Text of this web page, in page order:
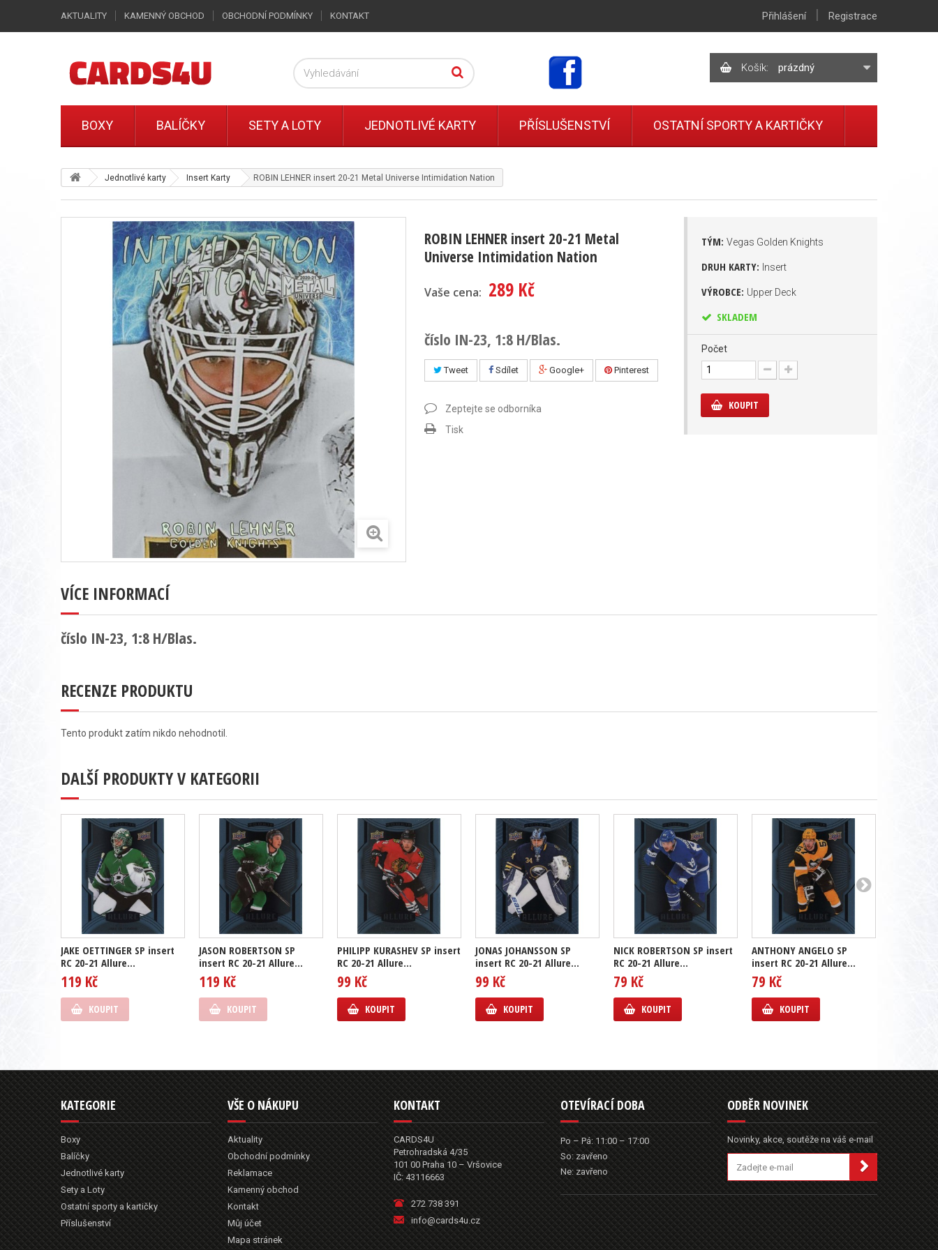
Jednotlivé karty Insert Karty ROBIN LEHNER insert 20-21 Metal Universe Intimidation Nation
ROBIN LEHNER insert 20-21 Metal
Universe Intimidation Nation
Vaše cena: 289 Kč
číslo IN-23, 1:8 H/Blas.
Tweet Sdílet Google+ Pinterest
Zeptejte se odborníka
Tisk
TÝM: Vegas Golden Knights
DRUH KARTY: Insert
VÝROBCE: Upper Deck
SKLADEM
Počet
KOUPIT
VÍCE INFORMACÍ
číslo IN-23, 1:8 H/Blas.
RECENZE PRODUKTU
Tento produkt zatím nikdo nehodnotil.
DALŠÍ PRODUKTY V KATEGORII
JAKE OETTINGER SP insert
RC 20-21 Allure...
119 Kč
KOUPIT
JASON ROBERTSON SP
insert RC 20-21 Allure...
119 Kč
KOUPIT
PHILIPP KURASHEV SP insert
RC 20-21 Allure...
99 Kč
KOUPIT
JONAS JOHANSSON SP
insert RC 20-21 Allure...
99 Kč
KOUPIT
NICK ROBERTSON SP insert
RC 20-21 Allure...
79 Kč
KOUPIT
ANTHONY ANGELO SP
insert RC 20-21 Allure...
79 Kč
KOUPIT
AKTUALITY KAMENNÝ OBCHOD OBCHODNÍ PODMÍNKY KONTAKT Přihlášení | Registrace
Košík: prázdný
BOXY BALÍČKY SETY A LOTY JEDNOTLIVÉ KARTY PŘÍSLUŠENSTVÍ OSTATNÍ SPORTY A KARTIČKY
KATEGORIE
Boxy
Balíčky
Jednotlivé karty
Sety a Loty
Ostatní sporty a kartičky
Příslušenství
VŠE O NÁKUPU
Aktuality
Obchodní podmínky
Reklamace
Kamenný obchod
Kontakt
Můj účet
Mapa stránek
KONTAKT
CARDS4U
Petrohradská 4/35
101 00 Praha 10 – Vršovice
IČ: 43116663
272 738 391
info@cards4u.cz
OTEVÍRACÍ DOBA
Po – Pá: 11:00 – 17:00
So: zavřeno
Ne: zavřeno
ODBĚR NOVINEK
Novinky, akce, soutěže na váš e-mail